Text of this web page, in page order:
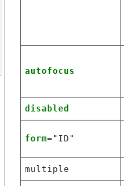
autofocus
disabled
form="ID"
multiple